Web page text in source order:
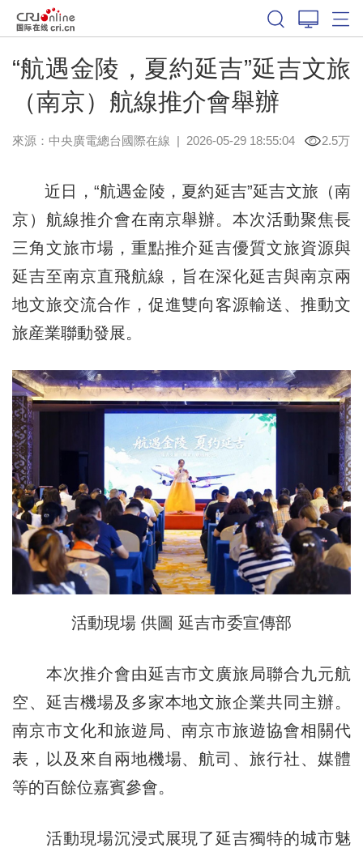
“航遇金陵，夏約延吉”延吉文旅
（南京）航線推介會舉辦
來源：中央廣電總台國際在線 | 2026-05-29 18:55:04 2.5万
近日，“航遇金陵，夏約延吉”延吉文旅（南
京）航線推介會在南京舉辦。本次活動聚焦長
三角文旅市場，重點推介延吉優質文旅資源與
延吉至南京直飛航線，旨在深化延吉與南京兩
地文旅交流合作，促進雙向客源輸送、推動文
旅産業聯動發展。
活動現場 供圖 延吉市委宣傳部
本次推介會由延吉市文廣旅局聯合九元航
空、延吉機場及多家本地文旅企業共同主辦。
南京市文化和旅遊局、南京市旅遊協會相關代
表，以及來自兩地機場、航司、旅行社、媒體
等的百餘位嘉賓參會。
活動現場沉浸式展現了延吉獨特的城市魅